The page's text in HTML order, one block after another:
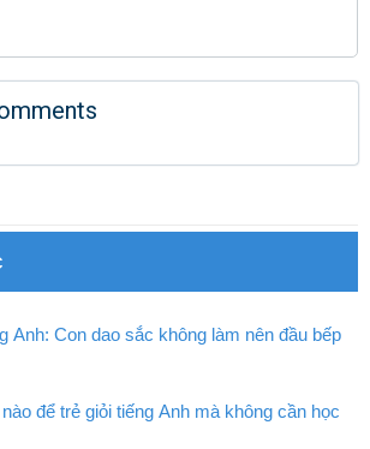
Anh: Con dao sắc không làm nên đầu bếp
để trẻ giỏi tiếng Anh mà không cần học